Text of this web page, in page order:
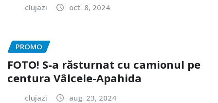
clujazi oct. 8, 2024
PROMO
FOTO! S-a răsturnat cu camionul pe
centura Vâlcele-Apahida
clujazi aug. 23, 2024